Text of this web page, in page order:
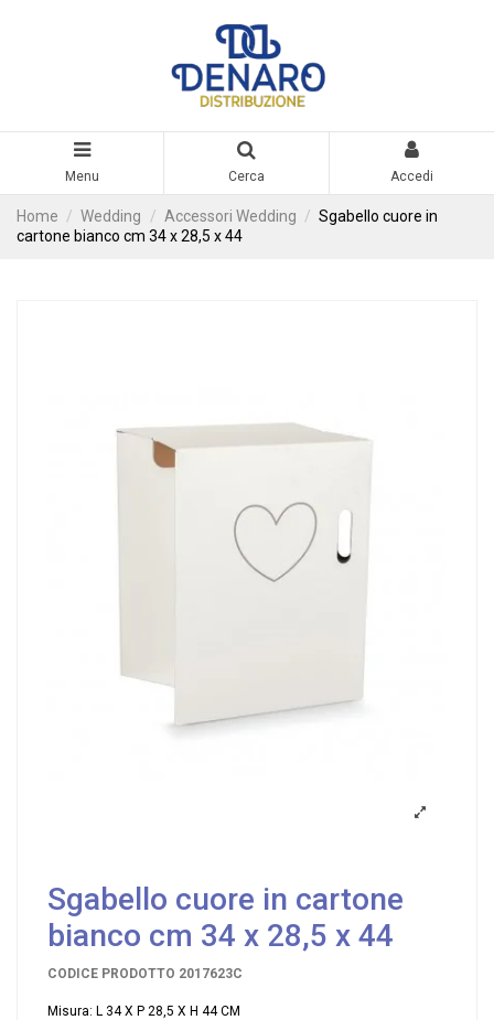
Menu Cerca Accedi
Home Wedding Accessori Wedding
Sgabello cuore in
cartone bianco cm 34 x 28,5 x 44
Sgabello cuore in cartone
bianco cm 34 x 28,5 x 44
CODICE PRODOTTO 2017623C
Misura: L 34 X P 28,5 X H 44 CM